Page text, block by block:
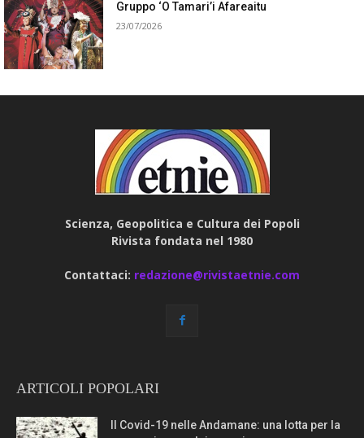
Gruppo ‘O Tamari’i Afareaitu
23/07/2026
Scienza, Geopolitica e Cultura dei Popoli
Rivista fondata nel 1980
Contattaci: redazione@rivistaetnie.com
ARTICOLI POPOLARI
Il Covid-19 nelle Andamane: una lotta per la